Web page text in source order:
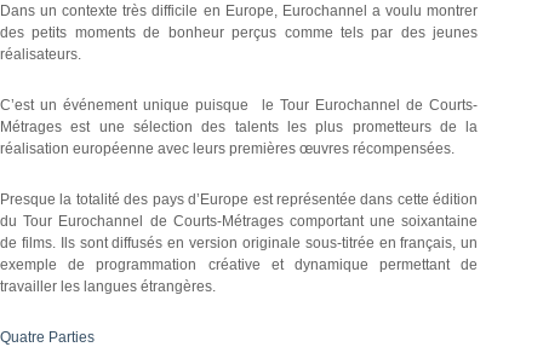
Dans un contexte très difficile en Europe, Eurochannel a voulu montrer
des petits moments de bonheur perçus comme tels par des jeunes
réalisateurs.
C’est un événement unique puisque le Tour Eurochannel de Courts-
Métrages est une sélection des talents les plus prometteurs de la
réalisation européenne avec leurs premières œuvres récompensées.
Presque la totalité des pays d’Europe est représentée dans cette édition
du Tour Eurochannel de Courts-Métrages comportant une soixantaine
de films. Ils sont diffusés en version originale sous-titrée en français, un
exemple de programmation créative et dynamique permettant de
travailler les langues étrangères.
Quatre Parties